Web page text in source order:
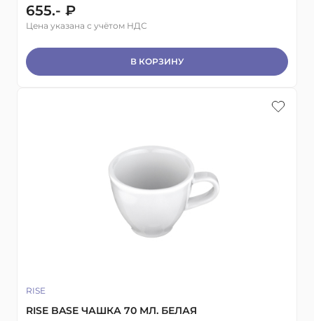
655.- ₽
Цена указана с учётом НДС
В КОРЗИНУ
RISE
RISE BASE ЧАШКА 70 МЛ. БЕЛАЯ